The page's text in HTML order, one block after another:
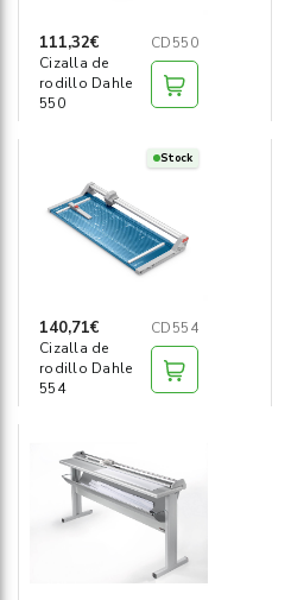
111,32€
CD550
Cizalla de
rodillo Dahle
550
Stock
140,71€
CD554
Cizalla de
rodillo Dahle
554